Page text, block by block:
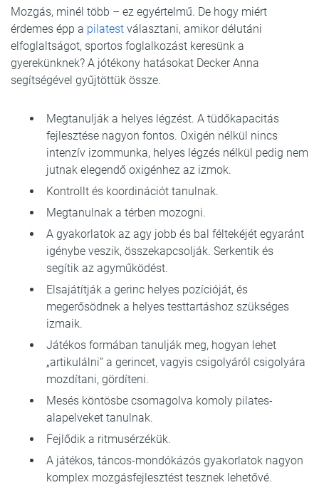
Mozgás, minél több – ez egyértelmű. De hogy miért
érdemes épp a pilatest választani, amikor délutáni
elfoglaltságot, sportos foglalkozást keresünk a
gyerekünknek? A jótékony hatásokat Decker Anna
segítségével gyűjtöttük össze.
Megtanulják a helyes légzést. A tüdőkapacitás
fejlesztése nagyon fontos. Oxigén nélkül nincs
intenzív izommunka, helyes légzés nélkül pedig nem
jutnak elegendő oxigénhez az izmok.
Kontrollt és koordinációt tanulnak.
Megtanulnak a térben mozogni.
A gyakorlatok az agy jobb és bal féltekéjét egyaránt
igénybe veszik, összekapcsolják. Serkentik és
segítik az agyműködést.
Elsajátítják a gerinc helyes pozícióját, és
megerősödnek a helyes testtartáshoz szükséges
izmaik.
Játékos formában tanulják meg, hogyan lehet
„artikulálni” a gerincet, vagyis csigolyáról csigolyára
mozdítani, gördíteni.
Mesés köntösbe csomagolva komoly pilates-
alapelveket tanulnak.
Fejlődik a ritmusérzékük.
A játékos, táncos-mondókázós gyakorlatok nagyon
komplex mozgásfejlesztést tesznek lehetővé.